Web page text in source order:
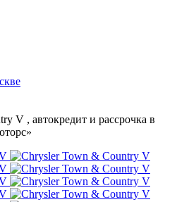
V , автокредит и рассрочка в